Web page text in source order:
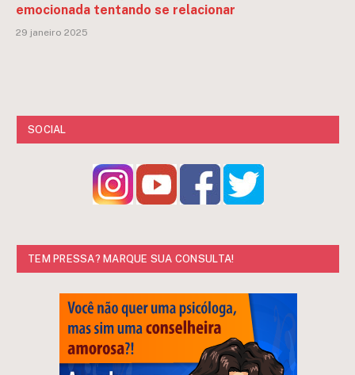
emocionada tentando se relacionar
29 janeiro 2025
SOCIAL
TEM PRESSA? MARQUE SUA CONSULTA!